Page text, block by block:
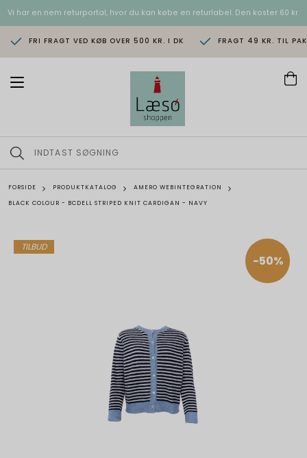
Vi har en nem returportal, hvor du kan købe en returlabel. Den koster 60 kr.
FRI FRAGT VED KØB OVER 500 KR. I DK FRAGT 49 KR. TIL
T
n
a
i
g
i
o
FORSIDE PRODUKTKATALOG
AMERO WEBINTEGRATION
BLACK COLOUR - BCDELL STRIPED KNIT CARDIGAN - NAVY
TILBUD
-50%